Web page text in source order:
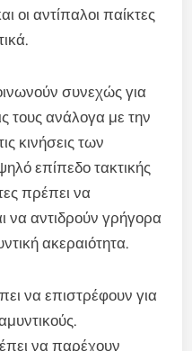
οι αντίπαλοι παίκτες
συνεχώς για
τους ανάλογα με την
κινήσεις των
επίπεδο τακτικής
πρέπει να
να αντιδρούν γρήγορα
ακεραιότητα.
να επιστρέφουν για
να παρέχουν